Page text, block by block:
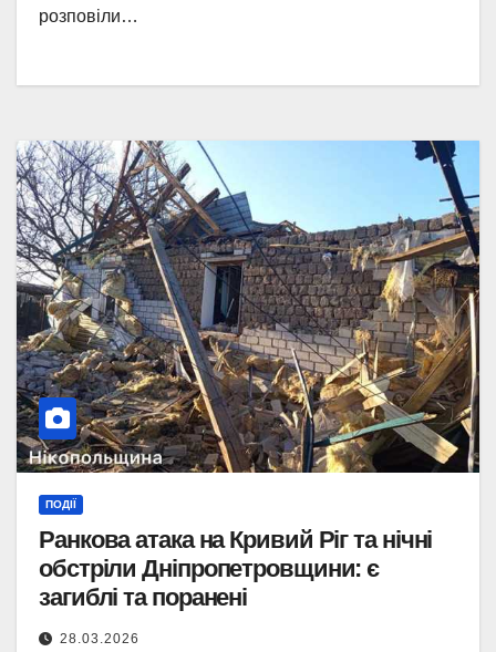
розповіли…
ПОДІЇ
Ранкова атака на Кривий Ріг та нічні
обстріли Дніпропетровщини: є
загиблі та поранені
28.03.2026